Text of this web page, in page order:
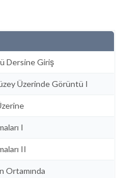
Dersine Giriş
Üzerinde Görüntü I
I
II
Ortamında